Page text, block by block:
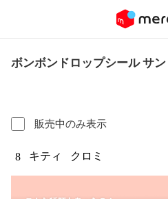
ボンボンドロップシール サ
販売中のみ表示
8 キティ クロミ